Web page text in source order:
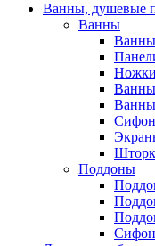
Ванны, душевые
Ванны
Ножки
Ванны
Поддоны